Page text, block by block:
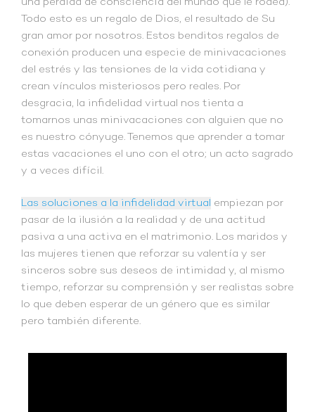
Todo esto es un regalo de Dios, el resultado de Su
gran amor por nosotros. Estos benditos regalos de
conexión producen una especie de minivacaciones
del estrés y las tensiones de la vida cotidiana y
crean vínculos misteriosos pero reales. Por
desgracia, la infidelidad virtual nos tienta a
tomarnos unas minivacaciones con alguien que no
es nuestro cónyuge. Tenemos que aprender a tomar
estas vacaciones el uno con el otro; un acto sagrado
y a veces difícil.
Las soluciones a la infidelidad virtual empiezan por
pasar de la ilusión a la realidad y de una actitud
pasiva a una activa en el matrimonio. Los maridos y
las mujeres tienen que reforzar su valentía y ser
sinceros sobre sus deseos de intimidad y, al mismo
tiempo, reforzar su comprensión y ser realistas sobre
lo que deben esperar de un género que es similar
pero también diferente.